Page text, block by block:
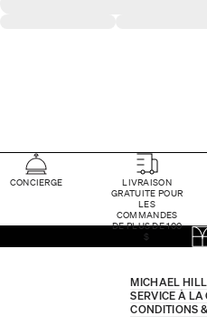
CONCIERGE
LIVRAISON
GRATUITE POUR
LES
COMMANDES
DE PLUS DE 100
$
MICHAEL HILL
SERVICE À LA
CONDITIONS